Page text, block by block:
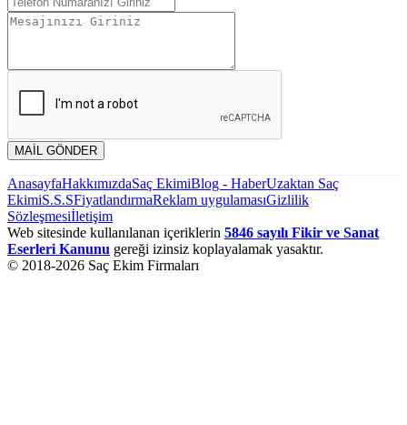
MAİL GÖNDER
AnasayfaHakkımızdaSaç EkimiBlog - HaberUzaktan Saç
EkimiS.S.SFiyatlandırmaReklam uygulamasıGizlilik
Sözleşmesiİletişim
Web sitesinde kullanılanan içeriklerin 5846 sayılı Fikir ve Sanat
Eserleri Kanunu gereği izinsiz koplayalamak yasaktır.
© 2018-2026 Saç Ekim Firmaları